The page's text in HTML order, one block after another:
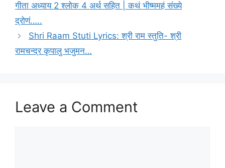
o
r
i
s
s
गीता अध्याय 2 श्लोक 4 अर्थ सहित | कथं भीष्ममहं संख्ये
द्रोणं…..
Shri Raam Stuti Lyrics: श्री राम स्तुति- श्री
रामचन्द्र कृपालु भजुमन…
Leave a Comment